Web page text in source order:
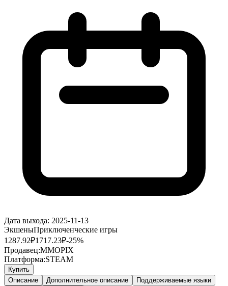
Дата выхода: 2025-11-13
ЭкшеныПриключенческие игры
1287.92₽1717.23₽-25%
Продавец:MMOPIX
Платформа:STEAM
Купить
Описание
Дополнительное описание
Поддерживаемые языки